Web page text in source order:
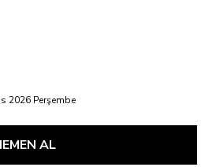
2026 Perşembe